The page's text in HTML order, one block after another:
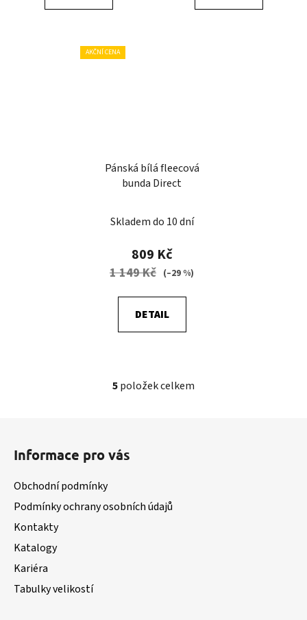
AKČNÍ CENA
Pánská bílá fleecová
bunda Direct
Skladem do 10 dní
809 Kč
1 149 Kč (–29 %)
DETAIL
O
í
p
5položek celkem
Informace pro vás
Obchodní podmínky
Podmínky ochrany osobních údajů
Kontakty
Katalogy
Kariéra
Tabulky velikostí